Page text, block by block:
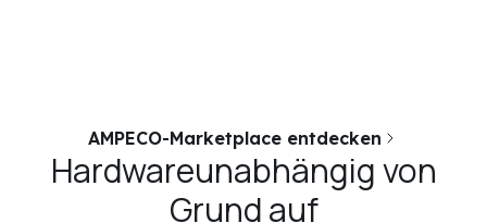
AMPECO-Marketplace entdecken
Hardwareunabhängig von
Grund auf